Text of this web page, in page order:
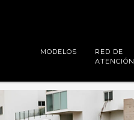
MODELOS
RED DE
ATENCIÓN